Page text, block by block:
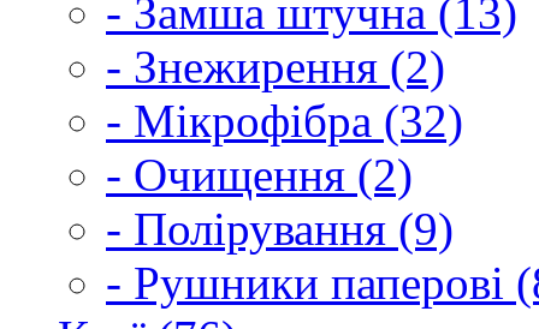
- Замша штучна (13)
- Знежирення (2)
- Мікрофібра (32)
- Очищення (2)
- Полірування (9)
- Рушники паперові